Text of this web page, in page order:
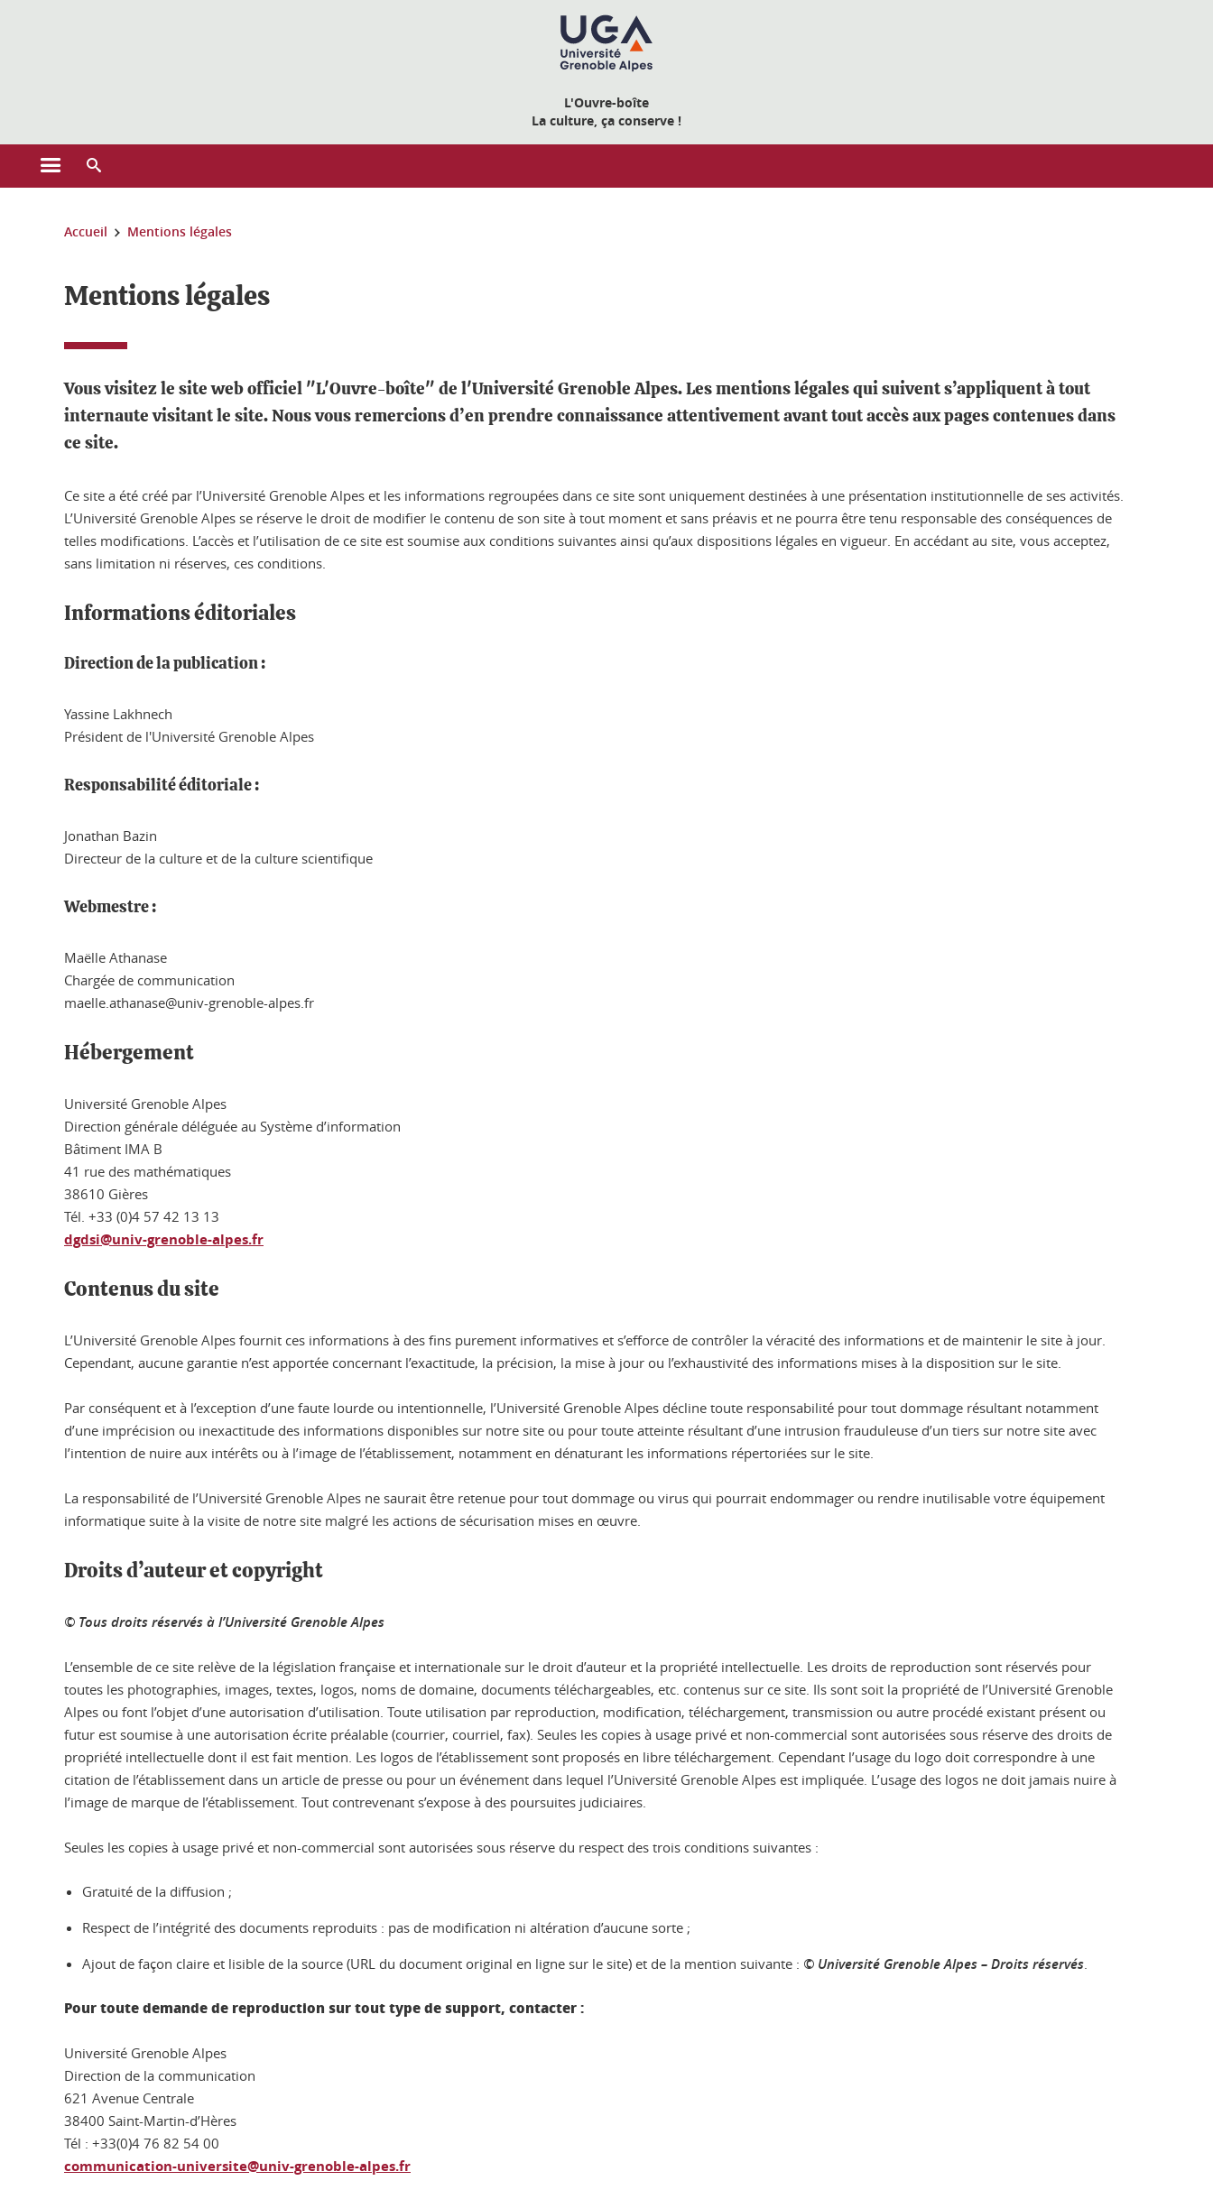
L'Ouvre-boîte
La culture, ça conserve !
Ouvrir le menu principal
Vous êtes ici :
Accueil Mentions légales
Mentions légales
Vous visitez le site web officiel "L'Ouvre-boîte" de l'Université Grenoble Alpes. Les mentions légales qui suivent s’appliquent à tout
internaute visitant le site. Nous vous remercions d’en prendre connaissance attentivement avant tout accès aux pages contenues dans
ce site.
Ce site a été créé par l’Université Grenoble Alpes et les informations regroupées dans ce site sont uniquement destinées à une présentation institutionnelle de ses activités.
L’Université Grenoble Alpes se réserve le droit de modifier le contenu de son site à tout moment et sans préavis et ne pourra être tenu responsable des conséquences de
telles modifications. L’accès et l’utilisation de ce site est soumise aux conditions suivantes ainsi qu’aux dispositions légales en vigueur. En accédant au site, vous acceptez,
sans limitation ni réserves, ces conditions.
Informations éditoriales
Direction de la publication :
Yassine Lakhnech
Président de l'Université Grenoble Alpes
Responsabilité éditoriale :
Jonathan Bazin
Directeur de la culture et de la culture scientifique
Webmestre :
Maëlle Athanase
Chargée de communication
maelle.athanase@univ-grenoble-alpes.fr
Hébergement
Université Grenoble Alpes
Direction générale déléguée au Système d’information
Bâtiment IMA B
41 rue des mathématiques
38610 Gières
Tél. +33 (0)4 57 42 13 13
dgdsi@univ-grenoble-alpes.fr
Contenus du site
L’Université Grenoble Alpes fournit ces informations à des fins purement informatives et s’efforce de contrôler la véracité des informations et de maintenir le site à jour.
Cependant, aucune garantie n’est apportée concernant l’exactitude, la précision, la mise à jour ou l’exhaustivité des informations mises à la disposition sur le site.
Par conséquent et à l’exception d’une faute lourde ou intentionnelle, l’Université Grenoble Alpes décline toute responsabilité pour tout dommage résultant notamment
d’une imprécision ou inexactitude des informations disponibles sur notre site ou pour toute atteinte résultant d’une intrusion frauduleuse d’un tiers sur notre site avec
l’intention de nuire aux intérêts ou à l’image de l’établissement, notamment en dénaturant les informations répertoriées sur le site.
La responsabilité de l’Université Grenoble Alpes ne saurait être retenue pour tout dommage ou virus qui pourrait endommager ou rendre inutilisable votre équipement
informatique suite à la visite de notre site malgré les actions de sécurisation mises en œuvre.
Droits d’auteur et copyright
© Tous droits réservés à l’Université Grenoble Alpes
L’ensemble de ce site relève de la législation française et internationale sur le droit d’auteur et la propriété intellectuelle. Les droits de reproduction sont réservés pour
toutes les photographies, images, textes, logos, noms de domaine, documents téléchargeables, etc. contenus sur ce site. Ils sont soit la propriété de l’Université Grenoble
Alpes ou font l’objet d’une autorisation d’utilisation. Toute utilisation par reproduction, modification, téléchargement, transmission ou autre procédé existant présent ou
futur est soumise à une autorisation écrite préalable (courrier, courriel, fax). Seules les copies à usage privé et non-commercial sont autorisées sous réserve des droits de
propriété intellectuelle dont il est fait mention. Les logos de l’établissement sont proposés en libre téléchargement. Cependant l’usage du logo doit correspondre à une
citation de l’établissement dans un article de presse ou pour un événement dans lequel l’Université Grenoble Alpes est impliquée. L’usage des logos ne doit jamais nuire à
l’image de marque de l’établissement. Tout contrevenant s’expose à des poursuites judiciaires.
Seules les copies à usage privé et non-commercial sont autorisées sous réserve du respect des trois conditions suivantes :
Gratuité de la diffusion ;
Respect de l’intégrité des documents reproduits : pas de modification ni altération d’aucune sorte ;
Ajout de façon claire et lisible de la source (URL du document original en ligne sur le site) et de la mention suivante : © Université Grenoble Alpes – Droits réservés.
Pour toute demande de reproduction sur tout type de support, contacter :
Université Grenoble Alpes
Direction de la communication
621 Avenue Centrale
38400 Saint-Martin-d’Hères
Tél : +33(0)4 76 82 54 00
communication-universite@univ-grenoble-alpes.fr